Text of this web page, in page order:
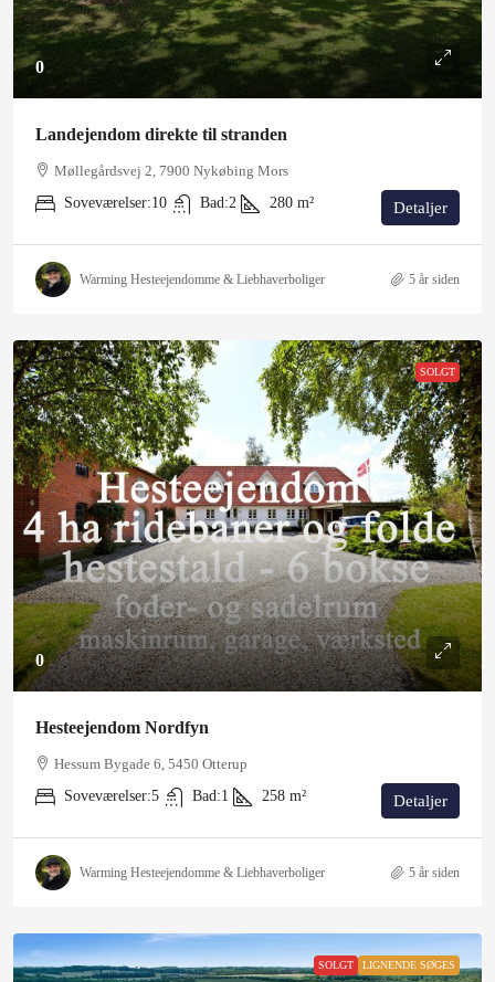
0
Landejendom direkte til stranden
Møllegårdsvej 2, 7900 Nykøbing Mors
Soveværelser:10 Bad:2 280 m² Detaljer
Warming Hesteejendomme & Liebhaverboliger 5 år siden
SOLGT
0
Hesteejendom Nordfyn
Hessum Bygade 6, 5450 Otterup
Soveværelser:5 Bad:1 258 m² Detaljer
Warming Hesteejendomme & Liebhaverboliger 5 år siden
SOLGT LIGNENDE SØGES